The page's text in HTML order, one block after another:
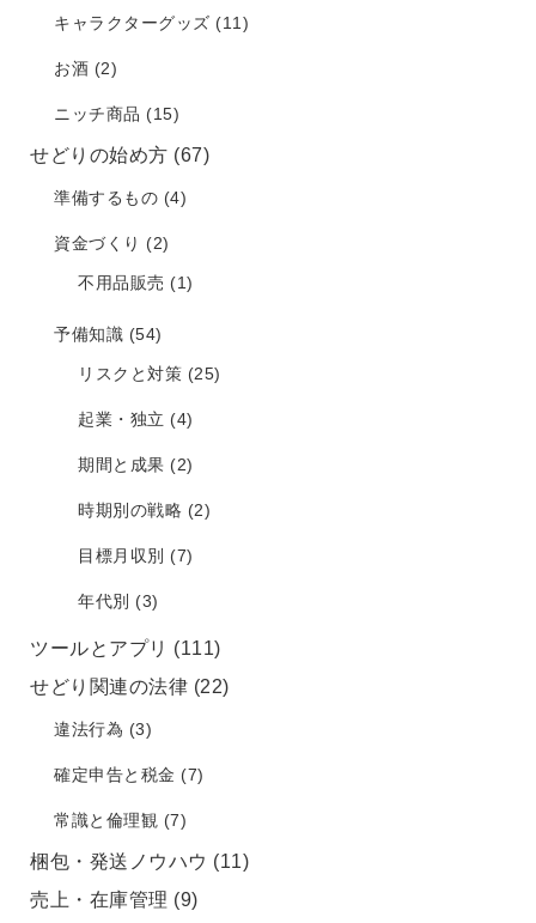
キャラクターグッズ (11)
お酒 (2)
ニッチ商品 (15)
せどりの始め方 (67)
準備するもの (4)
資金づくり (2)
不用品販売 (1)
予備知識 (54)
リスクと対策 (25)
起業・独立 (4)
期間と成果 (2)
時期別の戦略 (2)
目標月収別 (7)
年代別 (3)
ツールとアプリ (111)
せどり関連の法律 (22)
違法行為 (3)
確定申告と税金 (7)
常識と倫理観 (7)
梱包・発送ノウハウ (11)
売上・在庫管理 (9)